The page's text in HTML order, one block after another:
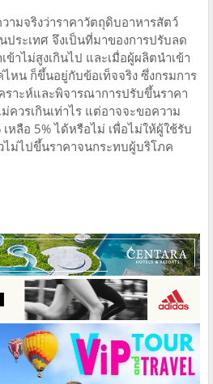
ามจริงว่าราคาวัตถุดิบอาหารสัตว์
ประเทศ จึงเป็นที่มาของการปรับลด
าไม่สูงเกินไป และเมื่อผู้ผลิตนำเข้า
หน ก็ขึ้นอยู่กับข้อเท็จจริง ซึ่งกรมการ
ราะห์และพิจารณาการปรับขึ้นราคา
ควรเกินเท่าไร แต่อาจจะขอความ
หลือ 5% ได้หรือไม่ เพื่อไม่ให้ผู้ใช้รับ
ม่ไปขึ้นราคาจนกระทบผู้บริโภค